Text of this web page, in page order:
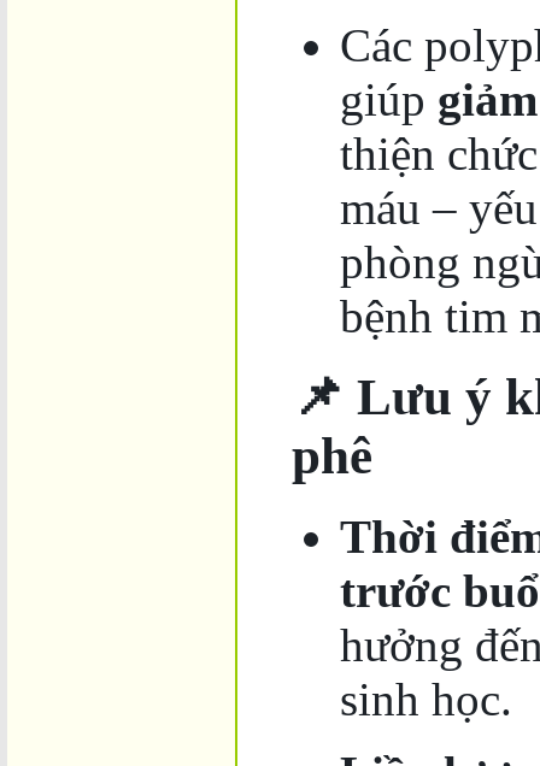
Các
giúp
thiện
máu –
phòng
bệnh tim
📌 Lưu ý
phê
Thời
trước
hưởng
sinh học.